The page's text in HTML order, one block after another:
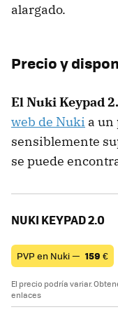
alargado.
Precio y
El Nuki Keypad
web de Nuki a un
sensiblemente
se puede
NUKI KEYPAD 2.0
PVP en Nuki — 159 €
El precio podría variar.
enlaces